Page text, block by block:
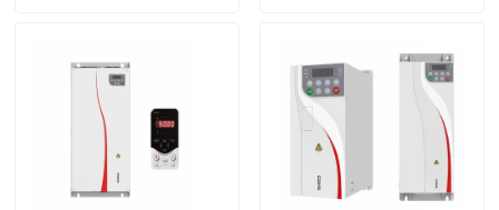
Haberler
Bir İndirim İste
VFD Değişken Frekans Sürücüsü